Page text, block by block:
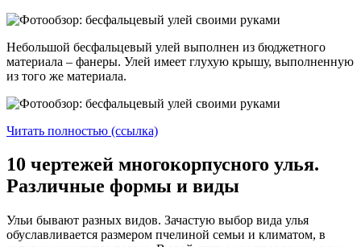
Небольшой бесфальцевый улей выполнен из бюджетного
материала – фанеры. Улей имеет глухую крышу, выполненную
из того же материала.
Читать полностью (ссылка)
10 чертежей многокорпусного улья.
Различные формы и виды
Ульи бывают разных видов. Зачастую выбор вида улья
обуславливается размером пчелиной семьи и климатом, в